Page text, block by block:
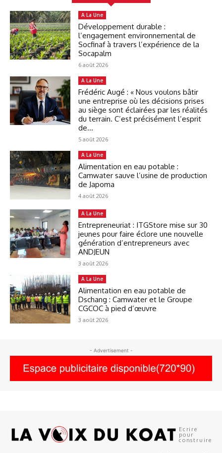
A La Une
Développement durable :
l’engagement environnemental de
Socfinaf à travers l’expérience de la
Socapalm
6 août 2026
A La Une
Frédéric Augé : « Nous voulons bâtir
une entreprise où les décisions prises
au siège sont éclairées par les réalités
du terrain. C’est précisément l’esprit
de...
5 août 2026
A La Une
Alimentation en eau potable :
Camwater sauve l’usine de production
de Japoma
4 août 2026
A La Une
Entrepreneuriat : ITGStore mise sur 30
jeunes pour faire éclore une nouvelle
génération d’entrepreneurs avec
ANDJEUN
3 août 2026
A La Une
Alimentation en eau potable de
Dschang : Camwater et le Groupe
CGCOC à pied d’œuvre
3 août 2026
- Advertisement -
Ecrire
pour
construire